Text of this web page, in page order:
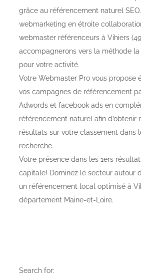
grâce au référencement naturel
webmarketing en étroite
webmaster référenceurs à Vihiers
accompagnerons vers la méthode
pour votre activité.
Votre Webmaster Pro vous propose
vos campagnes de référencement
Adwords et facebook ads en
référencement naturel afin d’obtenir
résultats sur votre classement dans
recherche.
Votre présence dans les 1ers
capitale! Dominez le secteur autour
un référencement local optimisé à
département Maine-et-Loire.
Search for: